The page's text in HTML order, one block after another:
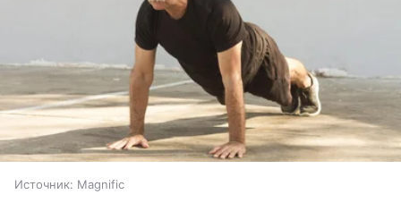
Источник: Magnific